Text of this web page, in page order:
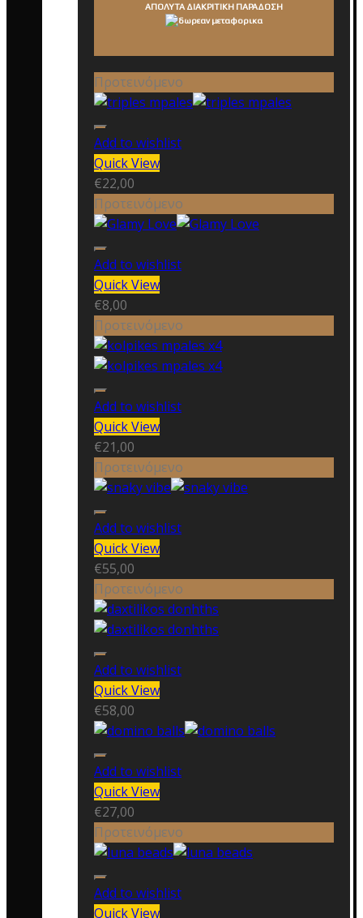
ΑΠΟΛΥΤΑ ΔΙΑΚΡΙΤΙΚΗ ΠΑΡΑΔΟΣΗ
Προτεινόμενο
Add to wishlist
Quick View
€22,00
Προτεινόμενο
Add to wishlist
Quick View
€8,00
Προτεινόμενο
Add to wishlist
Quick View
€21,00
Προτεινόμενο
Add to wishlist
Quick View
€55,00
Προτεινόμενο
Add to wishlist
Quick View
€58,00
Add to wishlist
Quick View
€27,00
Προτεινόμενο
Add to wishlist
Quick View